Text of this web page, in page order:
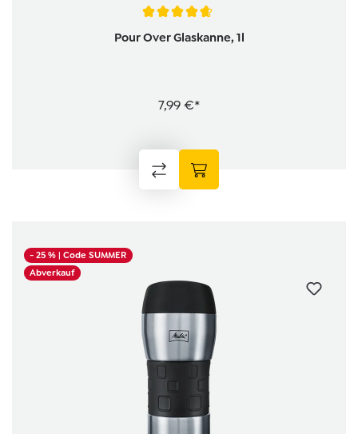
Pour Over Glaskanne, 1l
7,99 €*
- 25 %| Code SUMMER
Abverkauf